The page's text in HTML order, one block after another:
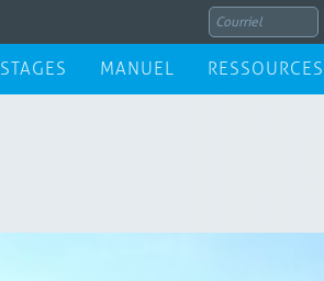
STAGES MANUEL RESSOURCES